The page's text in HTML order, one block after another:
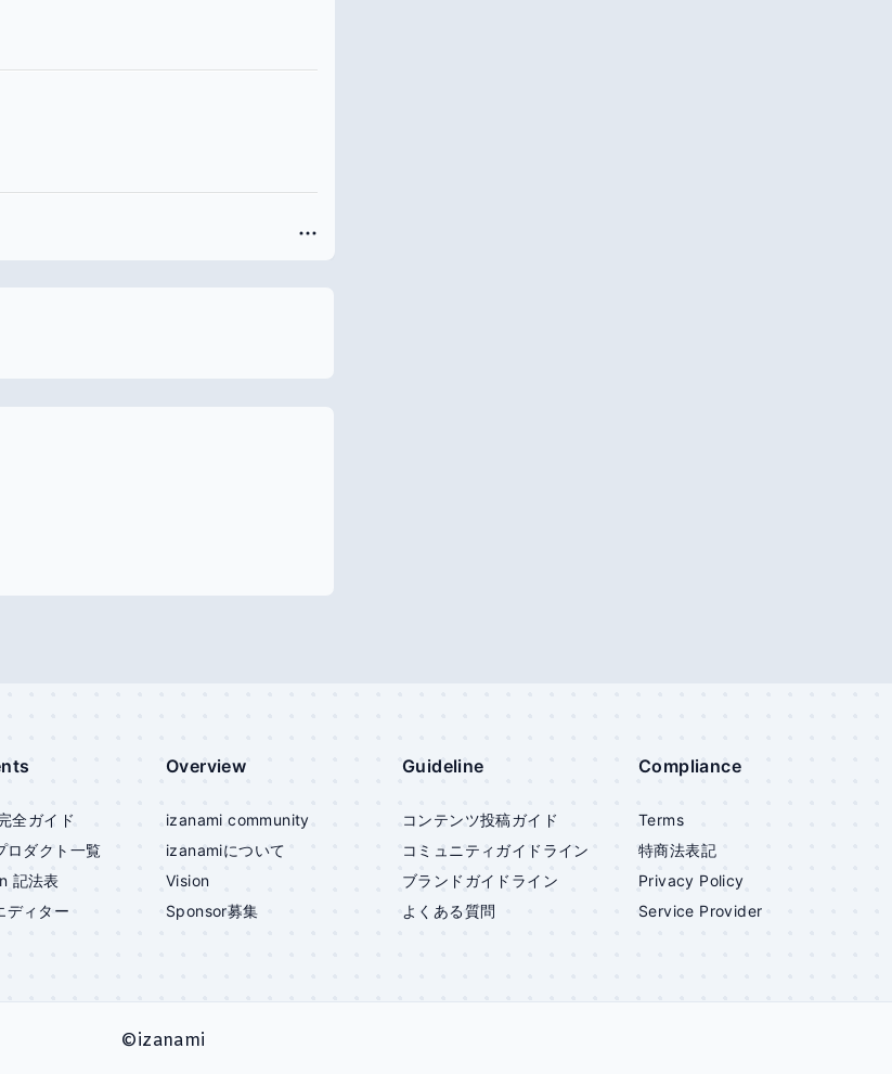
全ガイド
ロダクト一覧
記法表
ディター
Overview
izanami community
izanamiについて
Vision
Sponsor募集
Guideline
コンテンツ投稿ガイド
コミュニティガイドライン
ブランドガイドライン
よくある質問
Compliance
Terms
特商法表記
Privacy Policy
Service Provider
©izanami